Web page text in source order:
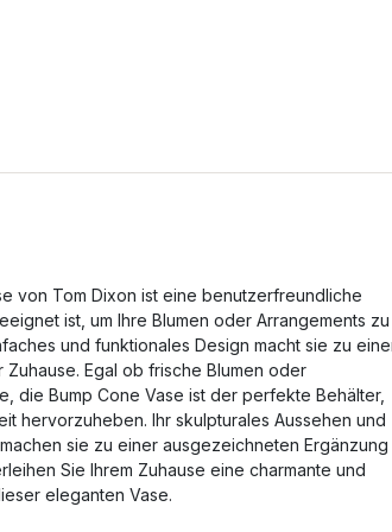
von Tom Dixon ist eine benutzerfreundliche
ist, um Ihre Blumen oder Arrangements zu
und funktionales Design macht sie zu
Zuhause. Egal ob frische Blumen oder
die Bump Cone Vase ist der perfekte Behälter,
hervorzuheben. Ihr skulpturales Aussehen und
sie zu einer ausgezeichneten Ergänzung
Sie Ihrem Zuhause eine charmante und
eleganten Vase.